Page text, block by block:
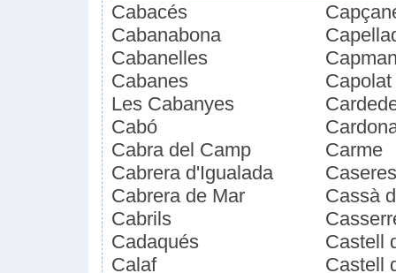
Cabacés
Cabanabona
Cabanelles
Cabanes
Les Cabanyes
Cabó
Cabra del Camp
Cabrera d'Igualada
Cabrera de Mar
Cabrils
Cadaqués
Calaf
Capolat
Carme
Caseres
Cassà
Castell
Castell